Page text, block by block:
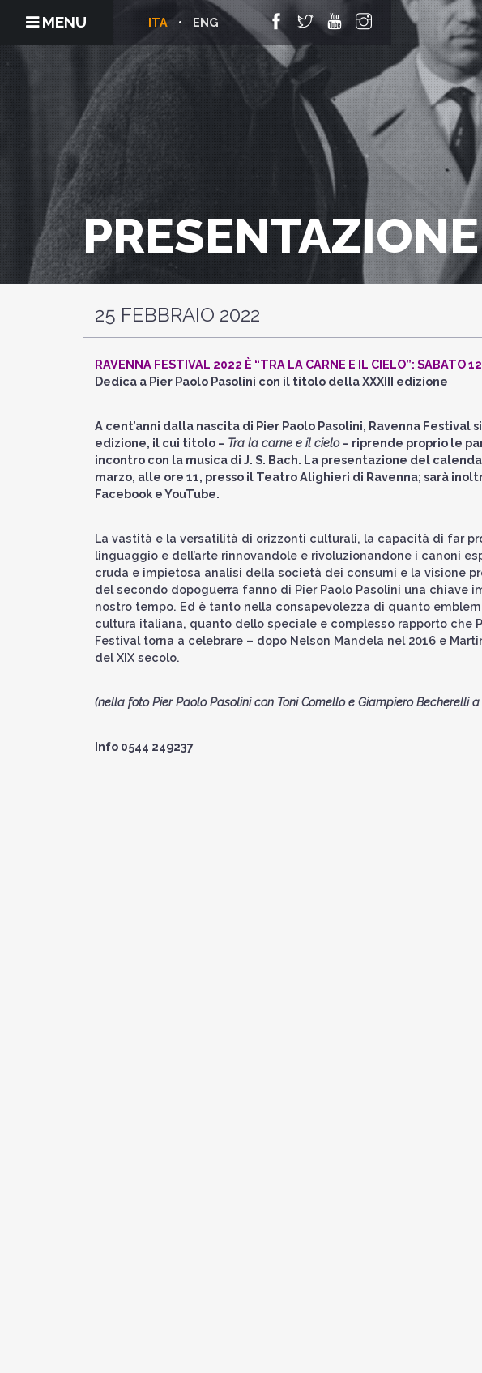
MENU ENG
ITA
25 FEBBRAIO 2022
RAVENNA FESTIVAL 2022 È “TRA LA CARNE E IL CIELO”: SABATO
Dedica a Pier Paolo Pasolini con il titolo della XXXIII edizione
A cent’anni dalla nascita di Pier Paolo Pasolini, Ravenna Festival
edizione, il cui titolo – Tra la carne e il cielo– riprende proprio le
incontro con la musica di J. S. Bach. La presentazione del
marzo, alle ore 11, presso il Teatro Alighieri di Ravenna; sarà
Facebook eYouTube.
La vastità e la versatilità di orizzonti culturali, la capacità di far
linguaggio e dell’arte rinnovandole e rivoluzionandone i canoni
cruda e impietosa analisi della società dei consumi e la visione
del secondo dopoguerra fanno di Pier Paolo Pasolini una chiave
nostro tempo. Ed è tanto nella consapevolezza di quanto
cultura italiana, quanto dello speciale e complesso rapporto che
Festival torna a celebrare – dopo Nelson Mandela nel 2016 e
del XIX secolo.
(nella foto Pier Paolo Pasolini con Toni Comello e Giampiero Becherelli
Info 0544 249237